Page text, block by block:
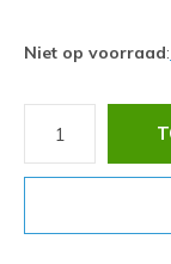
Niet op voorraad: